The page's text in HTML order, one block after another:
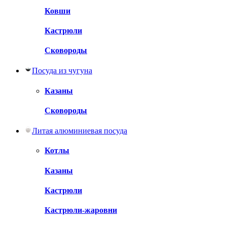
Ковши
Кастрюли
Сковороды
Посуда из чугуна
Казаны
Сковороды
Литая алюминиевая посуда
Котлы
Казаны
Кастрюли
Кастрюли-жаровни